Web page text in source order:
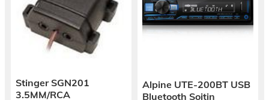
Stinger SGN201
3.5MM/RCA
Alpine UTE-200BT USB
Bluetooth Soitin